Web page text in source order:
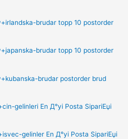
brudar topp 10 postorder
brudar topp 10 postorder
brudar postorder brud
gelinleri En Д°yi Posta SipariЕџi
gelinler En Д°yi Posta SipariЕџi